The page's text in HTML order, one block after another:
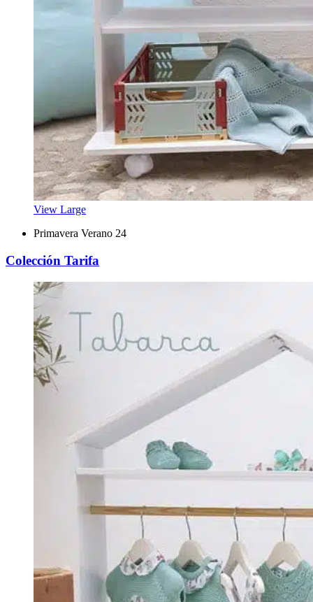
View Large
Primavera Verano 24
Colección Tarifa